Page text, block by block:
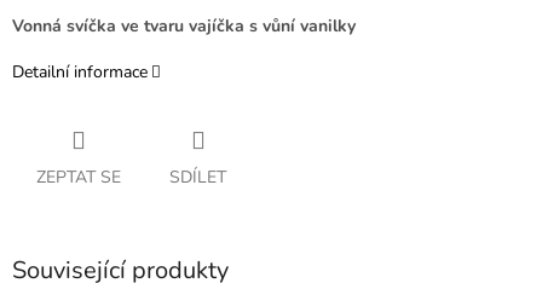
Vonná svíčka ve tvaru vajíčka s vůní vanilky
Detailní informace
ZEPTAT SE SDÍLET
Související produkty